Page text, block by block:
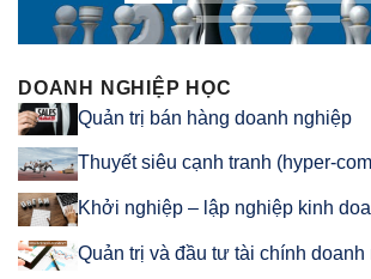
DOANH NGHIỆP HỌC
Quản trị bán hàng doanh nghiệp
Thuyết siêu cạnh tranh (hyper-
Khởi nghiệp – lập nghiệp kinh
Quản trị và đầu tư tài chính doanh